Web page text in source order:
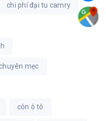
chi phí đại tu camry
chuyên mẹc
côn ô tô